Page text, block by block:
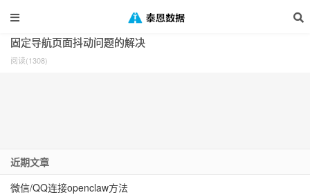
标签：css
固定导航页面抖动问题的解决
阅读(1308)
近期文章
微信/QQ连接openclaw方法